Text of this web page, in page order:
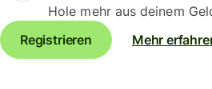
Hole mehr aus deinem
Registrieren
Mehr